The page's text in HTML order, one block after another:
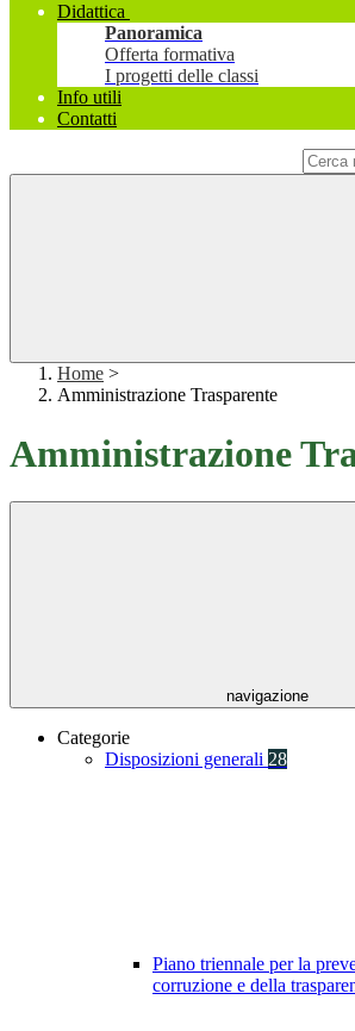
Didattica
Panoramica
Offerta formativa
I progetti delle classi
Info utili
Contatti
Home >
Amministrazione Trasparente
Amministrazione
navigazione
Categorie
Disposizioni generali 28
Piano triennale per la
corruzione e della